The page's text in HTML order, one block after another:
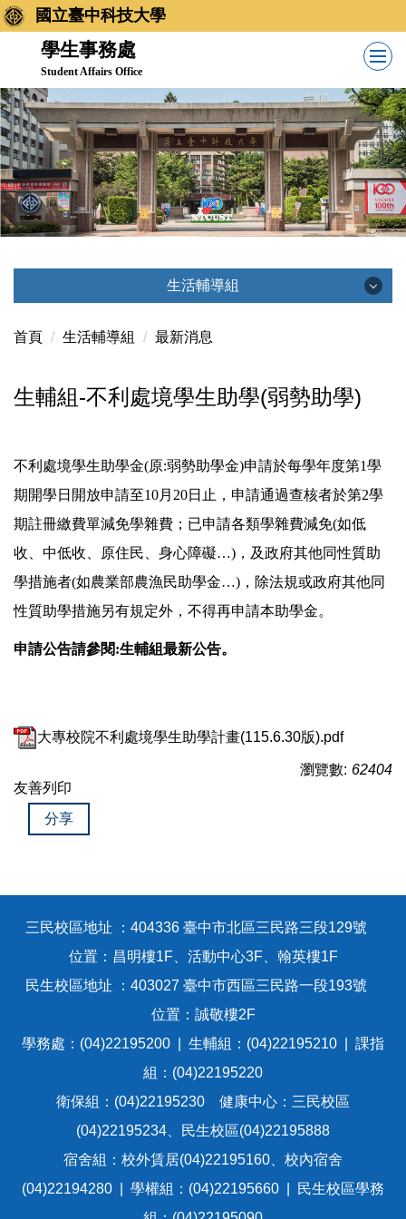
跳
到
內
容
區
國立臺中科技大學
學生事務處
Student Affairs Office
生活輔導組
生活輔導組
最新消息
新生始業輔導
班級幹部講習
不利處境學生助學(原:弱勢助學)
五專免學費(新生)
成員簡介
學生手冊
法令規章
Q&A
首頁 生活輔導組 最新消息
生輔組-不利處境學生助學(弱勢助學)
不利處境學生助學金(原:弱勢助學金)申請於每學年度第1學
期開學日開放申請至10月20日止，申請通過查核者於第2學
期註冊繳費單減免學雜費；已申請各類學雜費減免(如低
收、中低收、原住民、身心障礙…)，及政府其他同性質助
學措施者(如農業部農漁民助學金…)，除法規或政府其他同
性質助學措施另有規定外，不得再申請本助學金。
申請公告請參閱:生輔組最新公告。
大專校院不利處境學生助學計畫(115.6.30版).pdf
瀏覽數: 62404
友善列印
分享
三民校區地址 ：404336 臺中市北區三民路三段129號
位置：昌明樓1F、活動中心3F、翰英樓1F
民生校區地址 ：403027 臺中市西區三民路一段193號
位置：誠敬樓2F
學務處：(04)22195200 | 生輔組：(04)22195210 | 課指
組：(04)22195220
衛保組：(04)22195230 健康中心：三民校區
(04)22195234、民生校區(04)22195888
宿舍組：校外賃居(04)22195160、校內宿舍
(04)22194280 | 學權組：(04)22195660 | 民生校區學務